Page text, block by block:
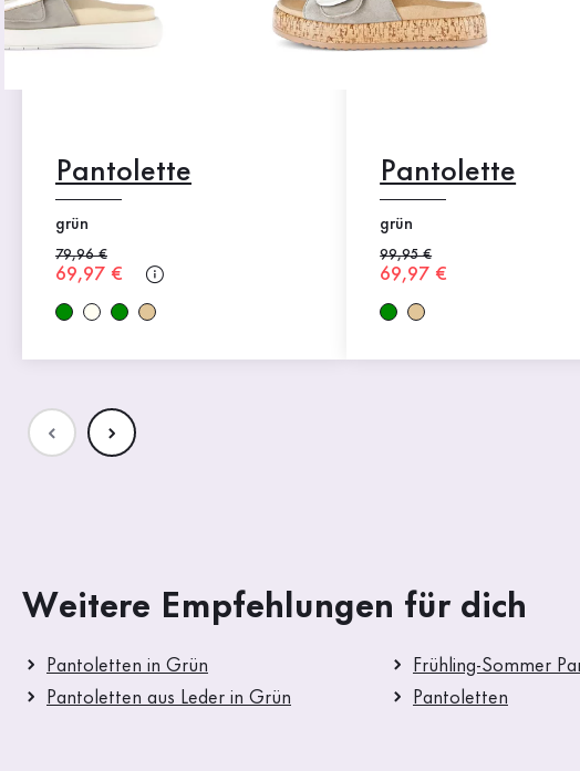
Pantolette
grün
Alter Preis
79,96 €
Neuer Preis
69,97 €
Pantolette
grün
Alter Preis
99,95 €
Neuer Preis
69,97 €
Weitere Empfehlungen für dich
Pantoletten in Grün Frühling-Sommer
Pantoletten aus Leder in Grün
Pantoletten